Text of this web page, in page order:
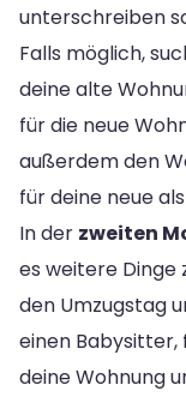
unterschreiben
Falls möglich,
deine alte
für die neue
außerdem den
für deine neue
In der zweiten
es weitere Dinge
den Umzugstag
einen Babysitter,
deine Wohnung